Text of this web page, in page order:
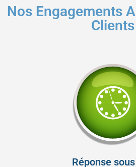
Nos Engagements
Clients
Réponse